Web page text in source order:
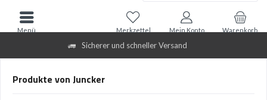
Sicherer und schneller Versand
Warenkorb
Merkzettel Mein Konto
Menü
Produkte von Juncker